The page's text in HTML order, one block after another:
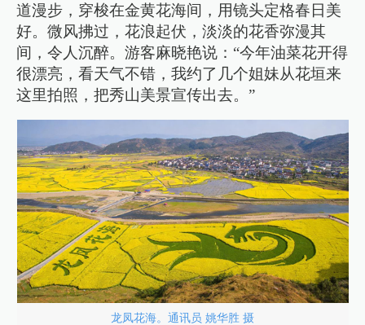
道漫步，穿梭在金黄花海间，用镜头定格春日美
好。微风拂过，花浪起伏，淡淡的花香弥漫其
间，令人沉醉。游客麻晓艳说：“今年油菜花开得
很漂亮，看天气不错，我约了几个姐妹从花垣来
这里拍照，把秀山美景宣传出去。”
龙凤花海。通讯员 姚华胜 摄